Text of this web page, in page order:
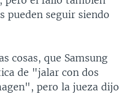
pueden seguir siendo
cosas, que Samsung
de "jalar con dos
pero la jueza dijo